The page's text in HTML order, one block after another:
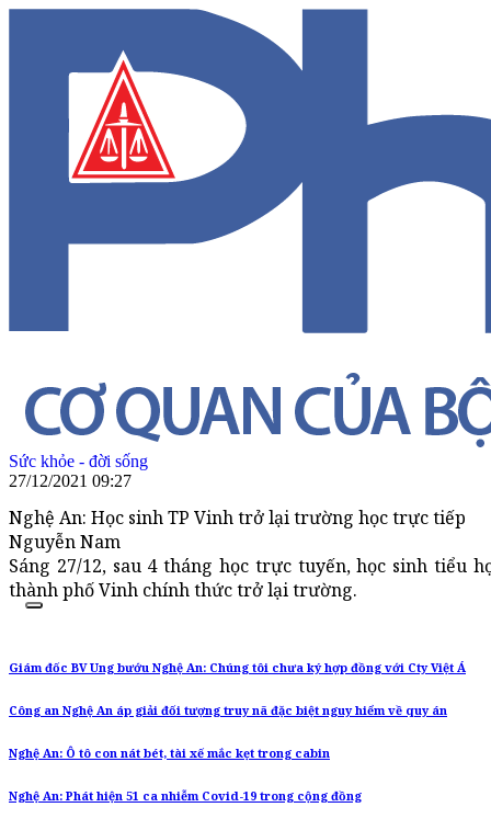
Sức khỏe - đời sống
27/12/2021 09:27
Nghệ An: Học sinh TP Vinh trở lại trường học trực tiếp
Nguyễn Nam
Sáng 27/12, sau 4 tháng học trực tuyến, học sinh tiểu
thành phố Vinh chính thức trở lại trường.
Giám đốc BV Ung bướu Nghệ An: Chúng tôi chưa ký hợp đồng với Cty Việt Á
Công an Nghệ An áp giải đối tượng truy nã đặc biệt nguy hiểm về quy án
Nghệ An: Ô tô con nát bét, tài xế mắc kẹt trong cabin
Nghệ An: Phát hiện 51 ca nhiễm Covid-19 trong cộng đồng